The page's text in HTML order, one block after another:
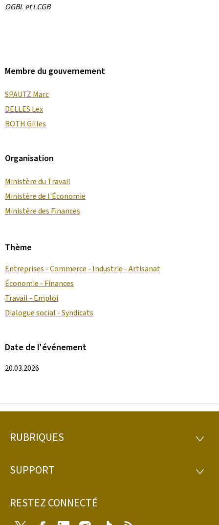
OGBL et LCGB
Membre du gouvernement
SPAUTZ Marc
DELLES Lex
ROTH Gilles
Organisation
Ministère du Travail
Ministère de l'Économie
Ministère des Finances
Thème
Entreprises - Commerce - Industrie - Artisanat
Économie - Finances
Travail - Emploi
Dialogue social - Syndicats
Date de l'événement
20.03.2026
Pied
page
RUBRIQUES
SUPPORT
RESTEZ CONNECTÉ